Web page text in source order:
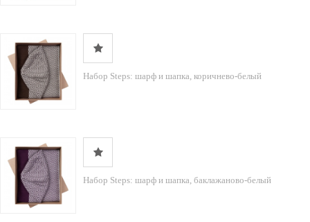
Набор Steps: шарф и шапка, коричнево-белый
Набор Steps: шарф и шапка, баклажаново-белый